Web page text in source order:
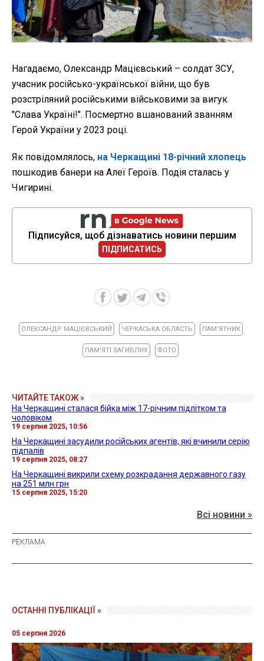
Нагадаємо, Олександр Мацієвський – солдат ЗСУ,
учасник російсько-української війни, що був
розстріляний російськими військовими за вигук
"Слава Україні!". Посмертно вшанований званням
Герой України у 2023 році.
Як повідомлялось, на Черкащині 18-річний хлопець
пошкодив банери на Алеї Героїв. Подія сталась у
Чигирині.
Підписуйся, щоб дізнаватись новини першим
ПІДПИСАТИСЬ
ОЛЕКСАНДР МАЦІЄВСЬКИЙ ЧЕРКАСЬКА ОБЛАСТЬ ПАМ'ЯТНИК
ПАМ'ЯТІ ЗАГИБЛИХ ФОТО
ЧИТАЙТЕ ТАКОЖ »
На Черкащині сталася бійка між 17-річним підлітком та
чоловіком
19 серпня 2025, 10:56
На Черкащині засудили російських агентів, які вчинили серію
підпалів
19 серпня 2025, 08:27
На Черкащині викрили схему розкрадання державного газу
на 251 млн грн
15 серпня 2025, 15:20
Всі новини »
ОСТАННІ ПУБЛІКАЦІЇ »
05 серпня 2026